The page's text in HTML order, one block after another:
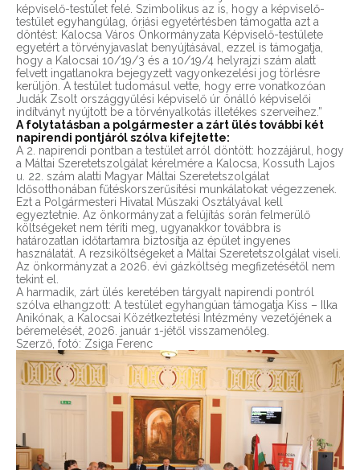
képviselő-testület felé. Szimbolikus az is, hogy a képviselő-
testület egyhangúlag, óriási egyetértésben támogatta azt a
döntést: Kalocsa Város Önkormányzata Képviselő-testülete
egyetért a törvényjavaslat benyújtásával, ezzel is támogatja,
hogy a Kalocsai 10/19/3 és a 10/19/4 helyrajzi szám alatt
felvett ingatlanokra bejegyzett vagyonkezelési jog törlésre
kerüljön. A testület tudomásul vette, hogy erre vonatkozóan
Judák Zsolt országgyűlési képviselő úr önálló képviselői
indítványt nyújtott be a törvényalkotás illetékes szerveihez.”
A folytatásban a polgármester a zárt ülés további két
napirendi pontjáról szólva kifejtette:
A 2. napirendi pontban a testület arról döntött: hozzájárul, hogy
a Máltai Szeretetszolgálat kérelmére a Kalocsa, Kossuth Lajos
u. 22. szám alatti Magyar Máltai Szeretetszolgálat
Idősotthonában fűtéskorszerűsítési munkálatokat végezzenek.
Ezt a Polgármesteri Hivatal Műszaki Osztályával kell
egyeztetnie. Az önkormányzat a felújítás során felmerülő
költségeket nem téríti meg, ugyanakkor továbbra is
határozatlan időtartamra biztosítja az épület ingyenes
használatát. A rezsiköltségeket a Máltai Szeretetszolgálat viseli.
Az önkormányzat a 2026. évi gázköltség megfizetésétől nem
tekint el.
A harmadik, zárt ülés keretében tárgyalt napirendi pontról
szólva elhangzott: A testület egyhangúan támogatja Kiss – Ilka
Anikónak, a Kalocsai Közétkeztetési Intézmény vezetőjének a
béremelését, 2026. január 1-jétől visszamenőleg.
Szerző, fotó: Zsiga Ferenc